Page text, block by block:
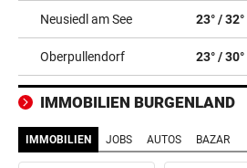
vor
Joker Tabakovic führt
Last-Minute-Sieg
PALÄSTINENSER GETÖTET
Erste Anklage gegen Israeli
Gaza-Krieg
Neusiedl am See 23° / 32°
Oberpullendorf 23° / 30°
IMMOBILIEN BURGENLAND
IMMOBILIEN JOBS AUTOS BAZAR